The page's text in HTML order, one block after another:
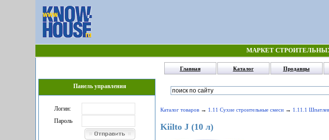
МАРКЕТ
Главная Каталог Продавцы
Панель управления
Логин:
Пароль
Каталог товаров → 1.11 Сухие строительные смеси → 1.11.1
Kiilto J (10 л)